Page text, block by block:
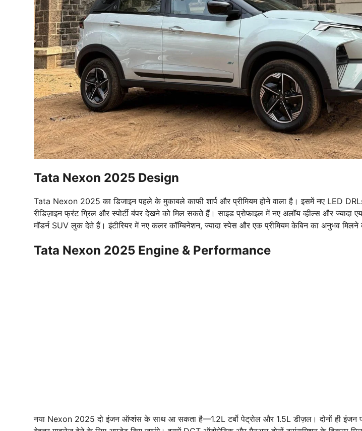
Tata Nexon 2025 Design
Tata Nexon 2025 का डिजाइन पहले के मुकाबले काफी शार्प और प्रीमियम होने वाला है। इसमें नए LED
रीडिज़ाइन फ्रंट ग्रिल और स्पोर्टी बंपर देखने को मिल सकते हैं। साइड प्रोफाइल में नए अलॉय व्हील्स और ज्यादा
मॉडर्न SUV लुक देते हैं। इंटीरियर में नए कलर कॉम्बिनेशन, ज्यादा स्पेस और एक प्रीमियम केबिन का अनुभव मिलने
Tata Nexon 2025 Engine & Performance
नया Nexon 2025 दो इंजन ऑप्शंस के साथ आ सकता है—1.2L टर्बो पेट्रोल और 1.5L डीज़ल। दोनों ही इंजन